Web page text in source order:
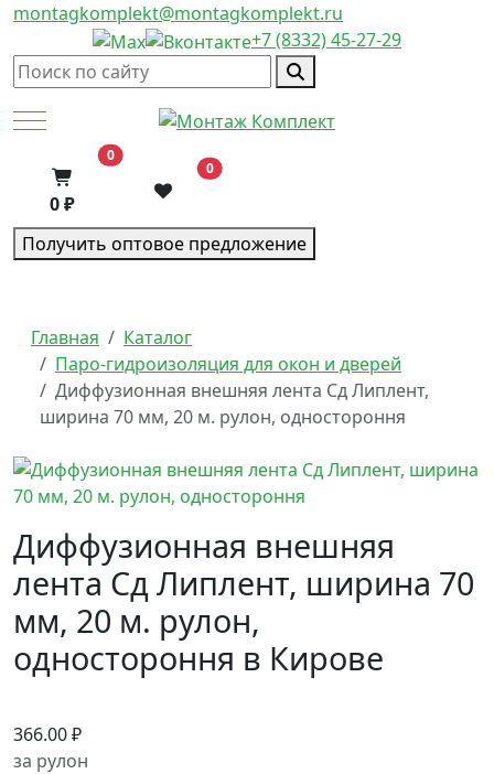
montagkomplekt@montagkomplekt.ru
+7 (8332) 45-27-29
Mobile Menu Toggle
0В корзину
0 ₽
0
Получить оптовое предложение
Главная
Каталог
Паро-гидроизоляция для окон и дверей
Диффузионная внешняя лента Сд Липлент,
ширина 70 мм, 20 м. рулон, одностороння
Диффузионная внешняя
лента Сд Липлент, ширина 70
мм, 20 м. рулон,
одностороння в Кирове
366.00 ₽
за рулон